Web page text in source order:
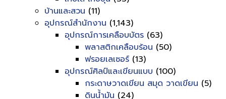
บ้านและสวน (11)
อุปกรณ์สำนักงาน (1,143)
อุปกรณ์การเคลือบบัตร (63)
พลาสติกเคลือบร้อน (50)
ฟรอยเลเซอร์ (13)
อุปกรณ์ศิลป์และเขียนแบบ (100)
กระดาษวาดเขียน สมุด วาดเขียน (5)
ดินน้ำมัน (24)